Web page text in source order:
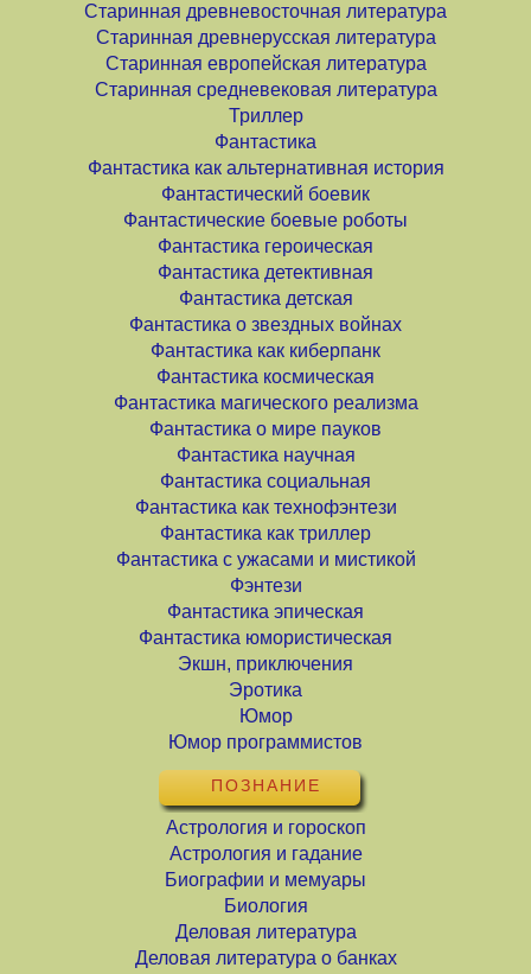
Старинная древневосточная литература
Старинная древнерусская литература
Старинная европейская литература
Старинная средневековая литература
Триллер
Фантастика
Фантастика как альтернативная история
Фантастический боевик
Фантастические боевые роботы
Фантастика героическая
Фантастика детективная
Фантастика детская
Фантастика о звездных войнах
Фантастика как киберпанк
Фантастика космическая
Фантастика магического реализма
Фантастика о мире пауков
Фантастика научная
Фантастика социальная
Фантастика как технофэнтези
Фантастика как триллер
Фантастика с ужасами и мистикой
Фэнтези
Фантастика эпическая
Фантастика юмористическая
Экшн, приключения
Эротика
Юмор
Юмор программистов
ПОЗНАНИЕ
Астрология и гороскоп
Астрология и гадание
Биографии и мемуары
Биология
Деловая литература
Деловая литература о банках